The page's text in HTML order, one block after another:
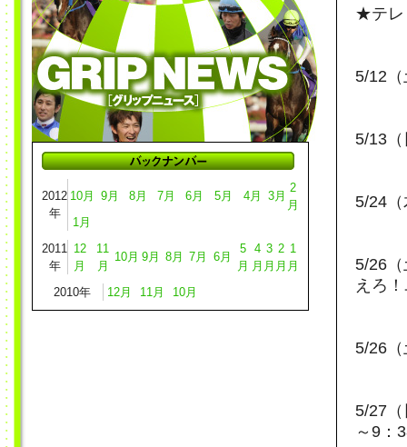
2012
年
10月 9月 8月 7月 6月 5月 4月 3月
2
月
1月
2011
年
12
月
11
月
10月 9月 8月 7月 6月
5
月
4
月
3
月
2
月
1
月
2010年
12月 11月 10月
★テレ
5/12
5/13
5/24
5/26
えろ
5/26
5/27
～9：